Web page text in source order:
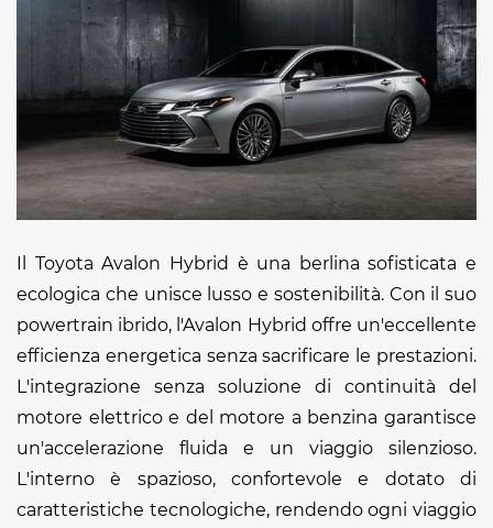
Il Toyota Avalon Hybrid è una berlina sofisticata e
ecologica che unisce lusso e sostenibilità. Con il suo
powertrain ibrido, l'Avalon Hybrid offre un'eccellente
efficienza energetica senza sacrificare le prestazioni.
L'integrazione senza soluzione di continuità del
motore elettrico e del motore a benzina garantisce
un'accelerazione fluida e un viaggio silenzioso.
L'interno è spazioso, confortevole e dotato di
caratteristiche tecnologiche, rendendo ogni viaggio